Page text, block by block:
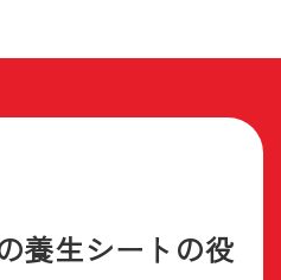
養生シートの役